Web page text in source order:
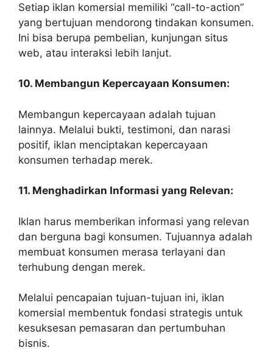
Setiap iklan komersial memiliki “call-to-action”
yang bertujuan mendorong tindakan konsumen.
Ini bisa berupa pembelian, kunjungan situs
web, atau interaksi lebih lanjut.
10. Membangun Kepercayaan Konsumen:
Membangun kepercayaan adalah tujuan
lainnya. Melalui bukti, testimoni, dan narasi
positif, iklan menciptakan kepercayaan
konsumen terhadap merek.
11. Menghadirkan Informasi yang Relevan:
Iklan harus memberikan informasi yang relevan
dan berguna bagi konsumen. Tujuannya adalah
membuat konsumen merasa terlayani dan
terhubung dengan merek.
Melalui pencapaian tujuan-tujuan ini, iklan
komersial membentuk fondasi strategis untuk
kesuksesan pemasaran dan pertumbuhan
bisnis.